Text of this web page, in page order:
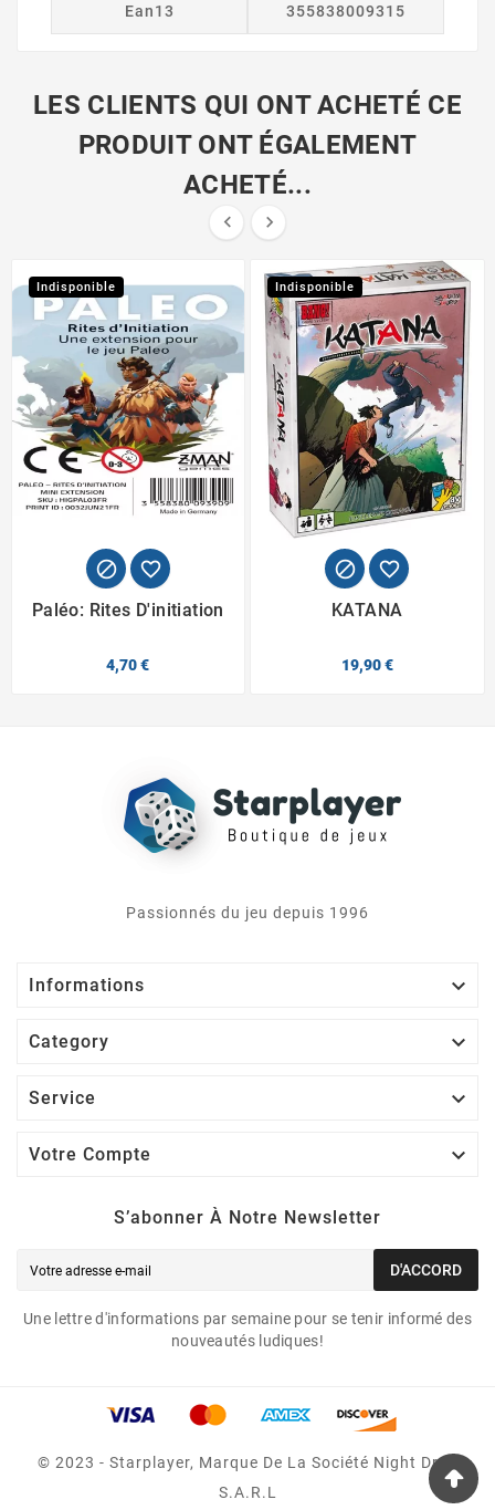
Ean13 355838009315
LES CLIENTS QUI ONT ACHETÉ CE
PRODUIT ONT ÉGALEMENT
ACHETÉ...
 
Indisponible
 
Paléo: Rites D'initiation
4,70 €
Indisponible
 
KATANA
19,90 €
Passionnés du jeu depuis 1996
Informations 
Category 
Service 
Votre Compte 
S’abonner À Notre Newsletter
D'ACCORD
Une lettre d'informations par semaine pour se tenir informé des
nouveautés ludiques!
© 2023 - Starplayer, Marque De La Société Night Drop
S.A.R.L